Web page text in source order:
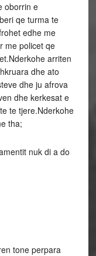
oborrin e
qe turma te
edhe me
me policet qe
arriten
dhe ato
dhe ju afrova
dhe kerkesat e
te tjere.Nderkohe
tha;
nuk di a do
tone perpara